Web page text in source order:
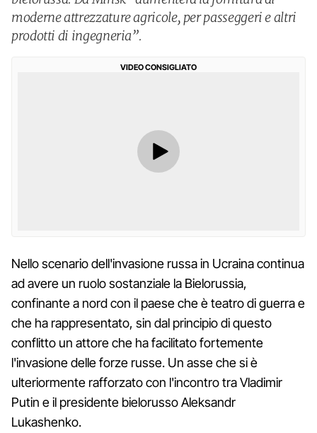
moderne attrezzature agricole, per passeggeri e altri
prodotti di ingegneria”.
VIDEO CONSIGLIATO
Nello scenario dell'invasione russa in Ucraina continua
ad avere un ruolo sostanziale la Bielorussia,
confinante a nord con il paese che è teatro di guerra e
che ha rappresentato, sin dal principio di questo
conflitto un attore che ha facilitato fortemente
l'invasione delle forze russe. Un asse che si è
ulteriormente rafforzato con l'incontro tra Vladimir
Putin e il presidente bielorusso Aleksandr
Lukashenko.